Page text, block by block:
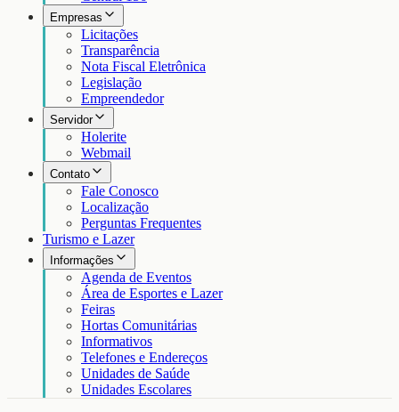
Empresas
Licitações
Transparência
Nota Fiscal Eletrônica
Legislação
Empreendedor
Servidor
Holerite
Webmail
Contato
Fale Conosco
Localização
Perguntas Frequentes
Turismo e Lazer
Informações
Agenda de Eventos
Área de Esportes e Lazer
Feiras
Hortas Comunitárias
Informativos
Telefones e Endereços
Unidades de Saúde
Unidades Escolares